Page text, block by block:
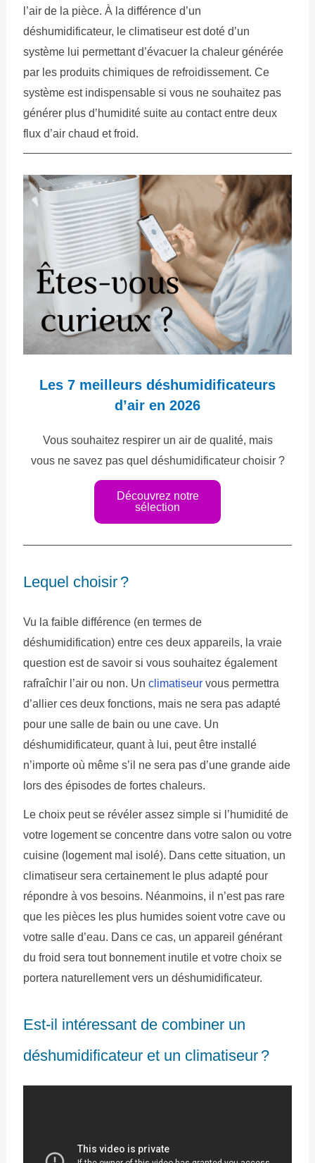
l’air de la pièce. À la différence d’un
déshumidificateur, le climatiseur est doté d’un
système lui permettant d’évacuer la chaleur générée
par les produits chimiques de refroidissement. Ce
système est indispensable si vous ne souhaitez pas
générer plus d’humidité suite au contact entre deux
flux d’air chaud et froid.
Les 7 meilleurs déshumidificateurs
d’air en 2026
Vous souhaitez respirer un air de qualité, mais
vous ne savez pas quel déshumidificateur choisir ?
Découvrez notre
sélection
Lequel choisir ?
Vu la faible différence (en termes de
déshumidification) entre ces deux appareils, la vraie
question est de savoir si vous souhaitez également
rafraîchir l’air ou non. Un climatiseurvous permettra
d’allier ces deux fonctions, mais ne sera pas adapté
pour une salle de bain ou une cave. Un
déshumidificateur, quant à lui, peut être installé
n’importe où même s’il ne sera pas d’une grande aide
lors des épisodes de fortes chaleurs.
Le choix peut se révéler assez simple si l’humidité de
votre logement se concentre dans votre salon ou votre
cuisine (logement mal isolé). Dans cette situation, un
climatiseur sera certainement le plus adapté pour
répondre à vos besoins. Néanmoins, il n’est pas rare
que les pièces les plus humides soient votre cave ou
votre salle d’eau. Dans ce cas, un appareil générant
du froid sera tout bonnement inutile et votre choix se
portera naturellement vers un déshumidificateur.
Est-il intéressant de combiner un
déshumidificateur et un climatiseur ?